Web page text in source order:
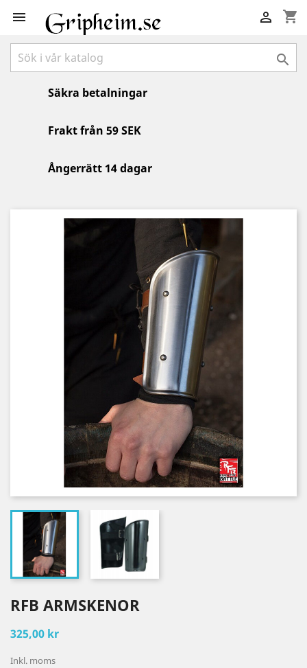
 shopping_cart


Säkra betalningar
Frakt från 59 SEK
Ångerrätt 14 dagar
RFB ARMSKENOR
325,00 kr
Inkl. moms